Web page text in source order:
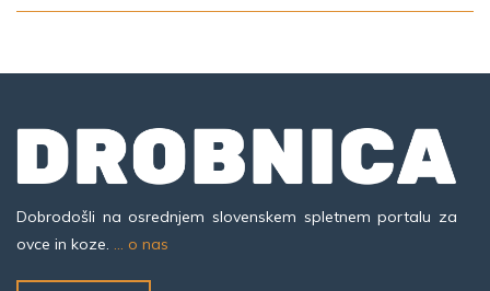
Dobrodošli na osrednjem slovenskem spletnem portalu za
ovce in koze. ... o nas